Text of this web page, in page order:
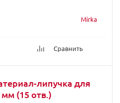
Mirka
Сравнить
липучка для
(15 отв.)